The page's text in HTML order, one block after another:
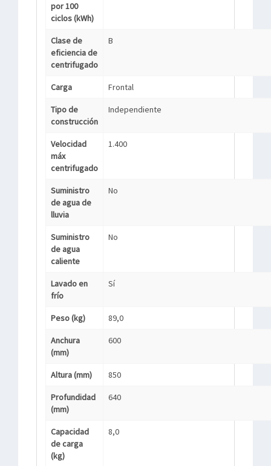
por 100
ciclos (kWh)
Clase de
eficiencia de
centrifugado
B
Carga Frontal
Tipo de
construcción
Independiente
Velocidad
máx
centrifugado
1.400
Suministro
de agua de
lluvia
No
Suministro
de agua
caliente
No
Lavado en
frío
Sí
Peso (kg) 89,0
Anchura
(mm)
600
Altura (mm) 850
Profundidad
(mm)
640
Capacidad
de carga
(kg)
8,0